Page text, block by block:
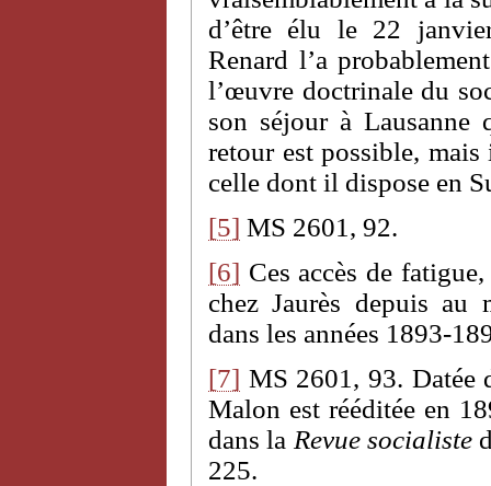
d’être élu le 22
Renard l’a
l’œuvre doctrinale du
son séjour à Lausanne
retour est possible,
celle dont il dispose en
[5] MS 2601, 92.
[6] Ces accès de
chez Jaurès depuis au
dans les années 1893-
[7] MS 2601, 93.
Malon est rééditée en
dans la Revue socialiste
225.